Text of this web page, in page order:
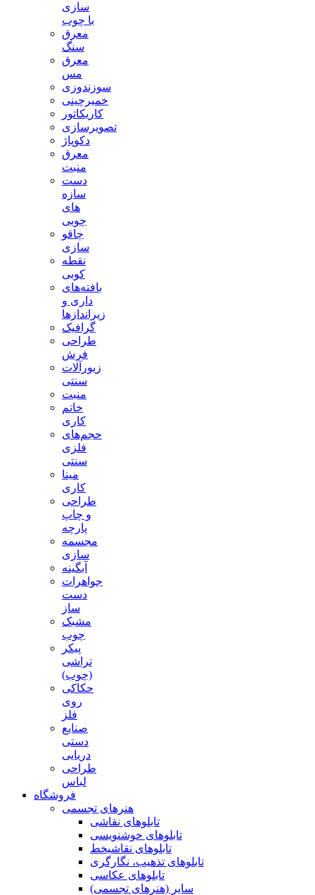
سازی
با چوب
معرق
سنگ
معرق
مس
سوزندوزی
خمیرچینی
کاریکاتور
تصویرسازی
دکوپاژ
معرق
منبت
دست
سازه
های
چوبی
چاقو
سازی
نقطه
کوبی
بافته‌های
داری و
زیراندازها
گرافیک
طراحی
فرش
زیورآلات
سنتی
منبت
خاتم
کاری
حجم‌های
فلزی
سنتی
مینا
کاری
طراحی
و چاپ
پارچه
مجسمه
سازی
آبگینه
جواهرات
دست
ساز
مشبک
چوب
پیکر
تراشی
(چوب)
حکاکی
روی
فلز
صنایع
دستی
دریایی
طراحی
لباس
فروشگاه
هنرهای تجسمی
تابلوهای نقاشی
تابلوهای خوشنویسی
تابلوهای نقاشیخط
تابلوهای تذهیب، نگارگری
تابلوهای عکاسی
سایر (هنرهای تجسمی)